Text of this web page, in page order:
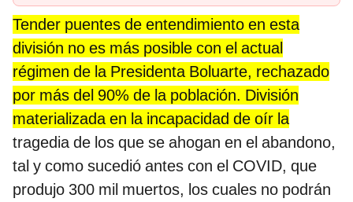
Tender puentes de entendimiento en esta
división no es más posible con el actual
régimen de la Presidenta Boluarte, rechazado
por más del 90% de la población. División
materializada en la incapacidad de oír la
tragedia de los que se ahogan en el abandono,
tal y como sucedió antes con el COVID, que
produjo 300 mil muertos, los cuales no podrán